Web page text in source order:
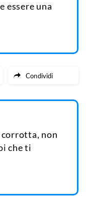
essere una
Condividi
corrotta, non
che ti